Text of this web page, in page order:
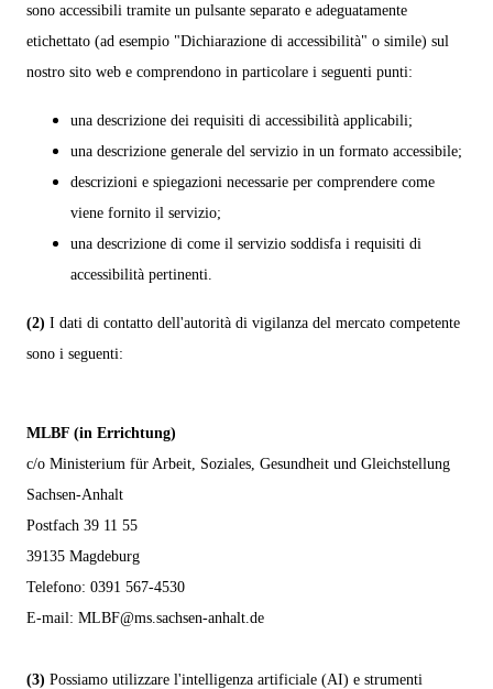
sono accessibili tramite un pulsante separato e adeguatamente
etichettato (ad esempio "Dichiarazione di accessibilità" o simile) sul
nostro sito web e comprendono in particolare i seguenti punti:
una descrizione dei requisiti di accessibilità applicabili;
una descrizione generale del servizio in un formato accessibile;
descrizioni e spiegazioni necessarie per comprendere come
viene fornito il servizio;
una descrizione di come il servizio soddisfa i requisiti di
accessibilità pertinenti.
(2) I dati di contatto dell'autorità di vigilanza del mercato competente
sono i seguenti:
MLBF (in Errichtung)
c/o Ministerium für Arbeit, Soziales, Gesundheit und Gleichstellung
Sachsen-Anhalt
Postfach 39 11 55
39135 Magdeburg
Telefono: 0391 567-4530
E-mail: MLBF@ms.sachsen-anhalt.de
(3) Possiamo utilizzare l'intelligenza artificiale (AI) e strumenti